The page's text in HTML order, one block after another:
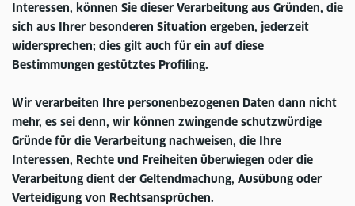
Interessen, können Sie dieser Verarbeitung aus Gründen, die
sich aus Ihrer besonderen Situation ergeben, jederzeit
widersprechen; dies gilt auch für ein auf diese
Bestimmungen gestütztes Profiling.
Wir verarbeiten Ihre personenbezogenen Daten dann nicht
mehr, es sei denn, wir können zwingende schutzwürdige
Gründe für die Verarbeitung nachweisen, die Ihre
Interessen, Rechte und Freiheiten überwiegen oder die
Verarbeitung dient der Geltendmachung, Ausübung oder
Verteidigung von Rechtsansprüchen.